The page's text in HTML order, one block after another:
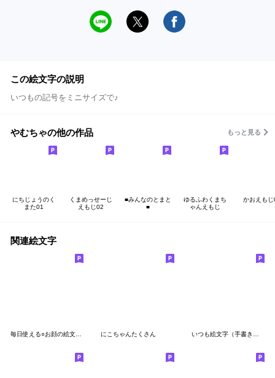
この絵文字の説明
いつもの記号をミニサイズで♪
やむちゃの他の作品 もっと見る
にちじょうのく
また01
くまめっせーじ
えもじ02
■みんなのとまと
■
ゆるふわくまち
ゃんえもじ
かおえも
関連絵文字
にこちゃんたくさん